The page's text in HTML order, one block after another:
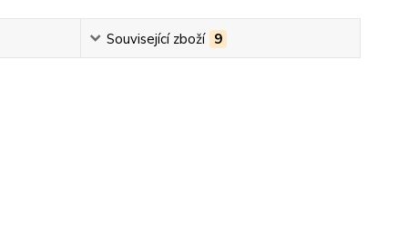
Související zboží 9